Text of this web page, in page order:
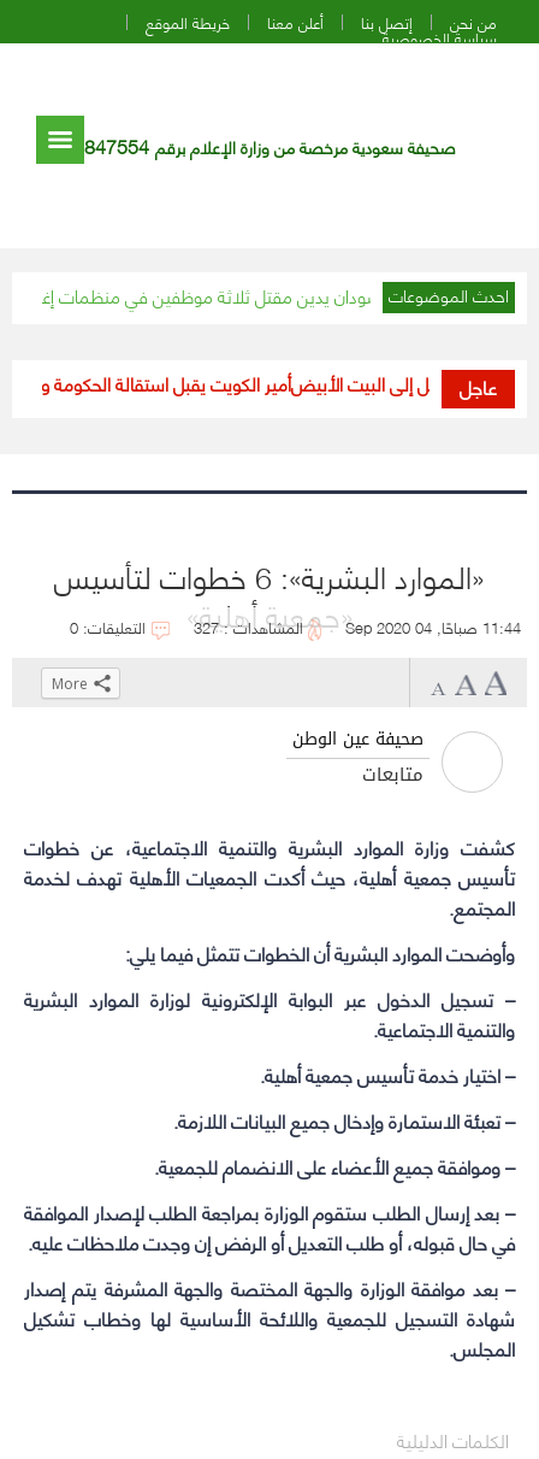
من نحن إتصل بنا أعلن معنا خريطة الموقع
سياسة الخصوصية
صحيفة سعودية مرخصة من وزارة الإعلام برقم 847554
احدث الموضوعات
المتحدة في السودان يدين مقتل ثلاثة موظفين في منظمات إغاثة بدارفور
عاجل
بايدن يدخل إلى البيت الأبيضأمير الكويت يقبل استقالة الحكومة ويدعوها
«الموارد البشرية»: 6 خطوات لتأسيس
«جمعية أهلية» 11:44 صباحًا, 04 Sep 2020 المشاهدات : 327 التعليقات: 0
صحيفة عين الوطن
متابعات
كشفت وزارة الموارد البشرية والتنمية الاجتماعية، عن خطوات
تأسيس جمعية أهلية، حيث أكدت الجمعيات الأهلية تهدف لخدمة
المجتمع.
وأوضحت الموارد البشرية أن الخطوات تتمثل فيما يلي:
– تسجيل الدخول عبر البوابة الإلكترونية لوزارة الموارد البشرية
والتنمية الاجتماعية.
– اختيار خدمة تأسيس جمعية أهلية.
– تعبئة الاستمارة وإدخال جميع البيانات اللازمة.
– وموافقة جميع الأعضاء على الانضمام للجمعية.
– بعد إرسال الطلب ستقوم الوزارة بمراجعة الطلب لإصدار الموافقة
في حال قبوله، أو طلب التعديل أو الرفض إن وجدت ملاحظات عليه.
– بعد موافقة الوزارة والجهة المختصة والجهة المشرفة يتم إصدار
شهادة التسجيل للجمعية واللائحة الأساسية لها وخطاب تشكيل
المجلس.
(Opens
in
window)
(Opens
in
(Opens
in
Click
(Opens
in
More
الكلمات الدليلية